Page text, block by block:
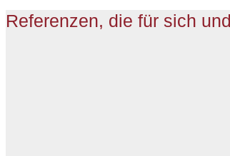
Referenzen, die für sich